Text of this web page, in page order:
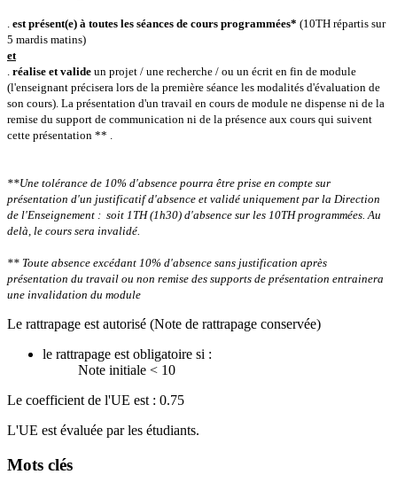
est présent(e) à toutes les séances de cours programmées* (10TH répartis sur
5 mardis matins)
et
réalise et valide un projet / une recherche / ou un écrit en fin de module
(l'enseignant précisera lors de la première séance les modalités d'évaluation de
son cours). La présentation d'un travail en cours de module ne dispense ni de la
remise du support de communication ni de la présence aux cours qui suivent
cette présentation ** .
**Une tolérance de 10% d'absence pourra être prise en compte sur
présentation d'un justificatif d'absence et validé uniquement par la Direction
de l'Enseignement : soit 1TH (1h30) d'absence sur les 10TH programmées. Au
delà, le cours sera invalidé.
** Toute absence excédant 10% d'absence sans justification après
présentation du travail ou non remise des supports de présentation entrainera
une invalidation du module
Le rattrapage est autorisé (Note de rattrapage conservée)
le rattrapage est obligatoire si :
Note initiale < 10
Le coefficient de l'UE est : 0.75
L'UE est évaluée par les étudiants.
Mots clés